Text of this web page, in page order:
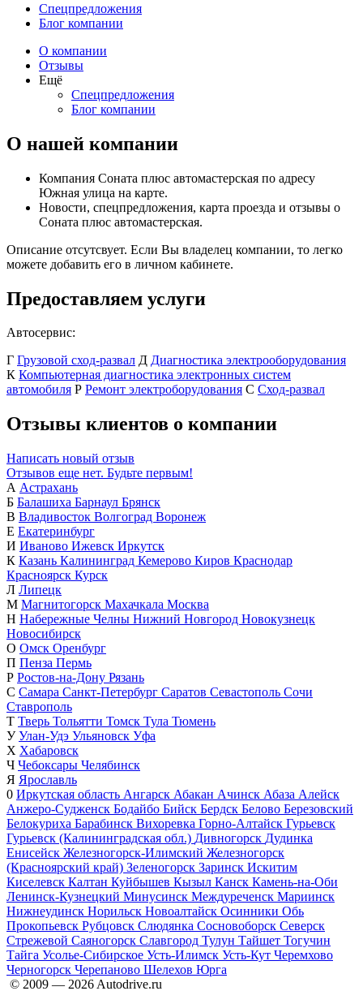
Спецпредложения
Блог компании
О компании
Отзывы
Ещё
Спецпредложения
Блог компании
О нашей компании
Компания Соната плюс автомастерская по адресу
Южная улица на карте.
Новости, спецпредложения, карта проезда и отзывы о
Соната плюс автомастерская.
Описание отсутсвует. Если Вы владелец компании, то легко
можете добавить его в личном кабинете.
Предоставляем услуги
Автосервис:
Г Грузовой сход-развал Д Диагностика электрооборудования
К Компьютерная диагностика электронных систем
автомобиля Р Ремонт электроборудования С Сход-развал
Отзывы клиентов о компании
Написать новый отзыв
Отзывов еще нет. Будьте первым!
А Астрахань
Б Балашиха Барнаул Брянск
В Владивосток Волгоград Воронеж
Е Екатеринбург
И Иваново Ижевск Иркутск
К Казань Калининград Кемерово Киров Краснодар
Красноярск Курск
Л Липецк
М Магнитогорск Махачкала Москва
Н Набережные Челны Нижний Новгород Новокузнецк
Новосибирск
О Омск Оренбург
П Пенза Пермь
Р Ростов-на-Дону Рязань
С Самара Санкт-Петербург Саратов Севастополь Сочи
Ставрополь
Т Тверь Тольятти Томск Тула Тюмень
У Улан-Удэ Ульяновск Уфа
Х Хабаровск
Ч Чебоксары Челябинск
Я Ярославль
0 Иркутская область Ангарск Абакан Ачинск Абаза Алейск
Анжеро-Судженск Бодайбо Бийск Бердск Белово Березовский
Белокуриха Барабинск Вихоревка Горно-Алтайск Гурьевск
Гурьевск (Калининградская обл.) Дивногорск Дудинка
Енисейск Железногорск-Илимский Железногорск
(Красноярский край) Зеленогорск Заринск Искитим
Киселевск Калтан Куйбышев Кызыл Канск Камень-на-Оби
Ленинск-Кузнецкий Минусинск Междуреченск Мариинск
Нижнеудинск Норильск Новоалтайск Осинники Обь
Прокопьевск Рубцовск Слюдянка Сосновоборск Северск
Стрежевой Саяногорск Славгород Тулун Тайшет Тогучин
Тайга Усолье-Сибирское Усть-Илимск Усть-Кут Черемхово
Черногорск Черепаново Шелехов Юрга
© 2009 — 2026 Autodrive.ru